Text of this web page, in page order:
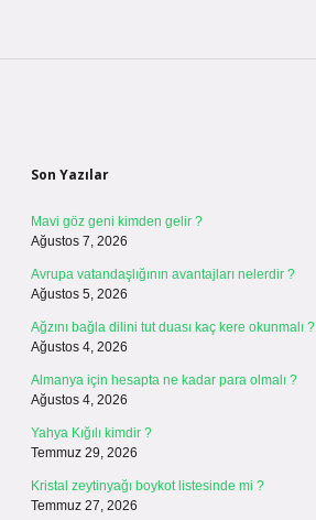
Son Yazılar
Mavi göz geni kimden gelir ?
Ağustos 7, 2026
Avrupa vatandaşlığının avantajları nelerdir ?
Ağustos 5, 2026
Ağzını bağla dilini tut duası kaç kere okunmalı ?
Ağustos 4, 2026
Almanya için hesapta ne kadar para olmalı ?
Ağustos 4, 2026
Yahya Kığılı kimdir ?
Temmuz 29, 2026
Kristal zeytinyağı boykot listesinde mi ?
Temmuz 27, 2026